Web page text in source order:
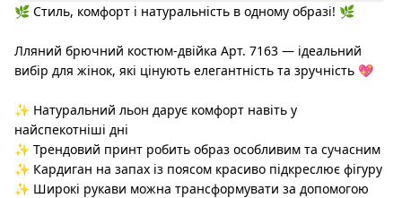
🌿 Стиль, комфорт і натуральність в одному образі! 🌿
Лляний брючний костюм-двійка Арт. 7163 — ідеальний
вибір для жінок, які цінують елегантність та зручність 💖
✨ Натуральний льон дарує комфорт навіть у
найспекотніші дні
✨ Трендовий принт робить образ особливим та сучасним
✨ Кардиган на запах із поясом красиво підкреслює фігуру
✨ Широкі рукави можна трансформувати за допомогою